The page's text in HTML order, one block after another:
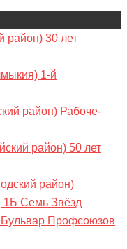
район) 30 лет
1-й
район) Рабоче-
район) 50 лет
район)
1Б Семь Звёзд
Профсоюзов